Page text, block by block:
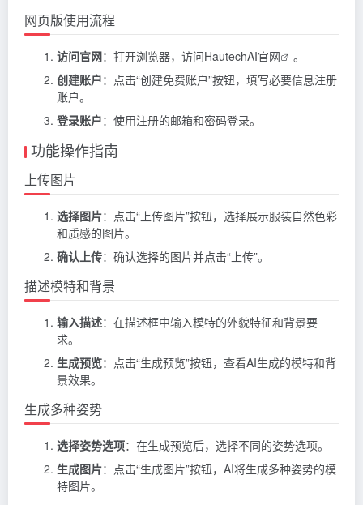
网页版使用流程
访问官网：打开浏览器，访问HautechAI官网
。
创建账户：点击“创建免费账户”按钮，填写必要信息注册
账户。
登录账户：使用注册的邮箱和密码登录。
功能操作指南
上传图片
选择图片：点击“上传图片”按钮，选择展示服装自然色彩
和质感的图片。
确认上传：确认选择的图片并点击“上传”。
描述模特和背景
输入描述：在描述框中输入模特的外貌特征和背景要
求。
生成预览：点击“生成预览”按钮，查看AI生成的模特和背
景效果。
生成多种姿势
选择姿势选项：在生成预览后，选择不同的姿势选项。
生成图片：点击“生成图片”按钮，AI将生成多种姿势的模
特图片。